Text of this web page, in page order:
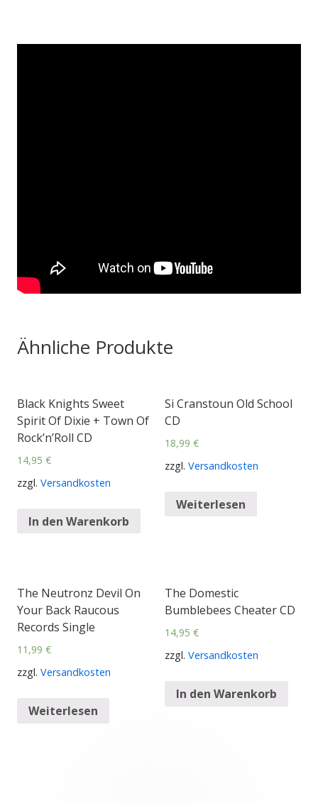
Ähnliche Produkte
Black Knights Sweet
Spirit Of Dixie + Town Of
Rock’n’Roll CD
14,95 €
zzgl. Versandkosten
In den Warenkorb
Si Cranstoun Old School
CD
18,99 €
zzgl. Versandkosten
Weiterlesen
The Neutronz Devil On
Your Back Raucous
Records Single
11,99 €
zzgl. Versandkosten
Weiterlesen
The Domestic
Bumblebees Cheater CD
14,95 €
zzgl. Versandkosten
In den Warenkorb